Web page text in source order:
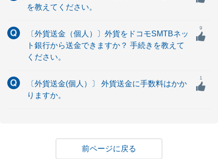
を教えてください。
〔外貨送金（個人）〕外貨をドコモSMTBネッ
ト銀行から送金できますか？ 手続きを教えて
ください。
9
〔外貨送金(個人）〕 外貨送金に手数料はかか
りますか。
1
戻る